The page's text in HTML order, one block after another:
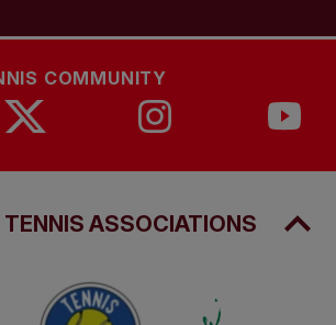
COMMUNITY
TENNIS ASSOCIATIONS